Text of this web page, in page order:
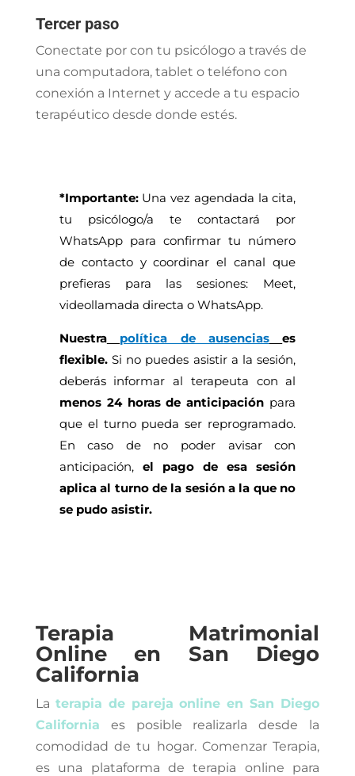
Tercer paso
Conectate por con tu psicólogo a través de
una computadora, tablet o teléfono con
conexión a Internet y accede a tu espacio
terapéutico desde donde estés.
*Importante:Una vez agendada la cita,
tu psicólogo/a te contactará por
WhatsApp para confirmar tu número
de contacto y coordinar el canal que
prefieras para las sesiones: Meet,
videollamada directa o WhatsApp.
Nuestra política de ausencias
es
flexible.Si no puedes asistir a la sesión,
deberás informar al terapeuta con al
menos 24 horas de anticipación para
que el turno pueda ser reprogramado.
En caso de no poder avisar con
anticipación, el pago de esa sesión
aplica al turno de la sesión a la que no
se pudo asistir.
Terapia Matrimonial
Online en San Diego
California
La terapia de pareja online en San Diego
California
es posible realizarla desde la
comodidad de tu hogar. Comenzar Terapia,
es una plataforma de terapia online para